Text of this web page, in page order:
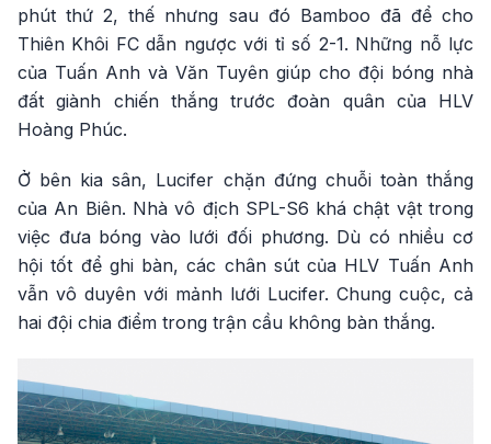
phút thứ 2, thế nhưng sau đó Bamboo đã để cho
Thiên Khôi FC dẫn ngược với tỉ số 2-1. Những nỗ lực
của Tuấn Anh và Văn Tuyên giúp cho đội bóng nhà
đất giành chiến thắng trước đoàn quân của HLV
Hoàng Phúc.
Ở bên kia sân, Lucifer chặn đứng chuỗi toàn thắng
của An Biên. Nhà vô địch SPL-S6 khá chật vật trong
việc đưa bóng vào lưới đối phương. Dù có nhiều cơ
hội tốt để ghi bàn, các chân sút của HLV Tuấn Anh
vẫn vô duyên với mảnh lưới Lucifer. Chung cuộc, cả
hai đội chia điểm trong trận cầu không bàn thắng.